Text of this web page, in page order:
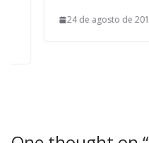
24 de agosto de 2014